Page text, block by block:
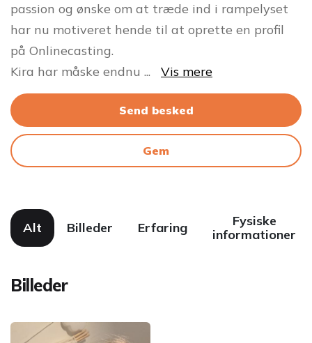
passion og ønske om at træde ind i rampelyset
har nu motiveret hende til at oprette en profil
på Onlinecasting.
Kira har måske endnu ... Vis mere
Send besked
Gem
Alt Billeder Erfaring
Fysiske
informationer
Billeder